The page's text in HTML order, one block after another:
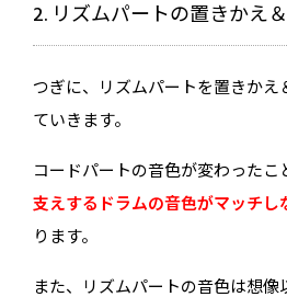
2. リズムパートの置きかえ
つぎに、リズムパートを置きかえ
ていきます。
コードパートの音色が変わったこ
支えするドラムの音色がマッチし
ります。
また、リズムパートの音色は想